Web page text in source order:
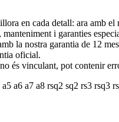
en cada detall: ara amb el
i garanties
la nostra garantia de 12
oficial.
és vinculant, pot contenir
a6 a7 a8 rsq2 sq2 rs3 rsq3